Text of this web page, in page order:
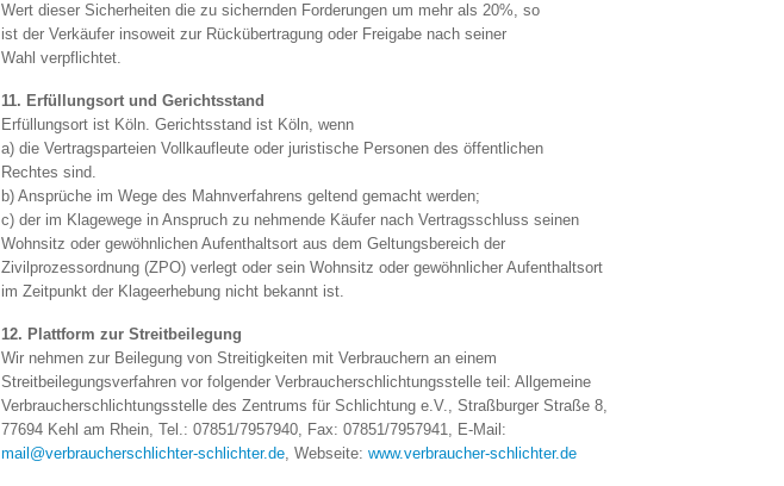
Wert dieser Sicherheiten die zu sichernden Forderungen um mehr als 20%, so
ist der Verkäufer insoweit zur Rückübertragung oder Freigabe nach seiner
Wahl verpflichtet.
11. Erfüllungsort und Gerichtsstand
Erfüllungsort ist Köln. Gerichtsstand ist Köln, wenn
a) die Vertragsparteien Vollkaufleute oder juristische Personen des öffentlichen
Rechtes sind.
b) Ansprüche im Wege des Mahnverfahrens geltend gemacht werden;
c) der im Klagewege in Anspruch zu nehmende Käufer nach Vertragsschluss seinen
Wohnsitz oder gewöhnlichen Aufenthaltsort aus dem Geltungsbereich der
Zivilprozessordnung (ZPO) verlegt oder sein Wohnsitz oder gewöhnlicher Aufenthaltsort
im Zeitpunkt der Klageerhebung nicht bekannt ist.
12. Plattform zur Streitbeilegung
Wir nehmen zur Beilegung von Streitigkeiten mit Verbrauchern an einem
Streitbeilegungsverfahren vor folgender Verbraucherschlichtungsstelle teil: Allgemeine
Verbraucherschlichtungsstelle des Zentrums für Schlichtung e.V., Straßburger Straße 8,
77694 Kehl am Rhein, Tel.: 07851/7957940, Fax: 07851/7957941, E-Mail:
mail@verbraucherschlichter-schlichter.de, Webseite: www.verbraucher-schlichter.de